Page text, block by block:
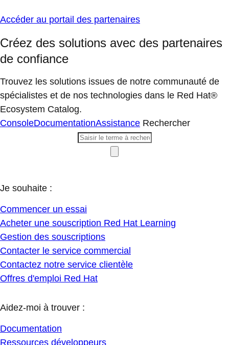
Accéder au portail des partenaires
Créez des solutions avec des partenaires
de confiance
Trouvez les solutions issues de notre communauté de
spécialistes et de nos technologies dans le Red Hat®
Ecosystem Catalog.
ConsoleDocumentationAssistance Rechercher
Je souhaite :
Commencer un essai
Acheter une souscription Red Hat Learning
Gestion des souscriptions
Contacter le service commercial
Contactez notre service clientèle
Offres d'emploi Red Hat
Aidez-moi à trouver :
Documentation
Ressources développeurs